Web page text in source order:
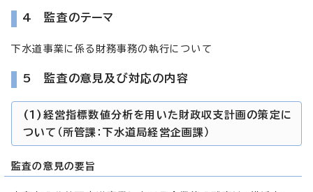
4 監査のテーマ
下水道事業に係る財務事務の執行について
5 監査の意見及び対応の内容
(1)経営指標数値分析を用いた財政収支計画の策定に
ついて（所管課：下水道局経営企画課）
監査の意見の要旨